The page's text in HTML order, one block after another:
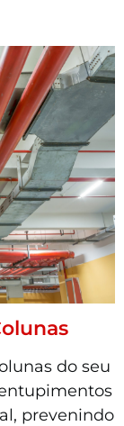
do seu
prevenindo